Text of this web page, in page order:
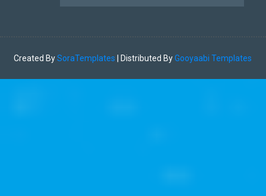
Created BySoraTemplates | Distributed ByGooyaabi Templates